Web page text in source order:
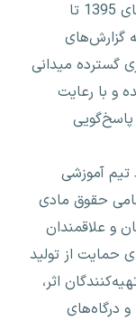
استخدامی دبیری تربیت‌بدنی (سال‌های 1395 تا
گزارش‌های
گسترده میدانی
و با رعایت
پاسخ‌گویی
آموزشی
حقوق مادی
و علاقمندان
حمایت از تولید
اثر،
درگاه‌های